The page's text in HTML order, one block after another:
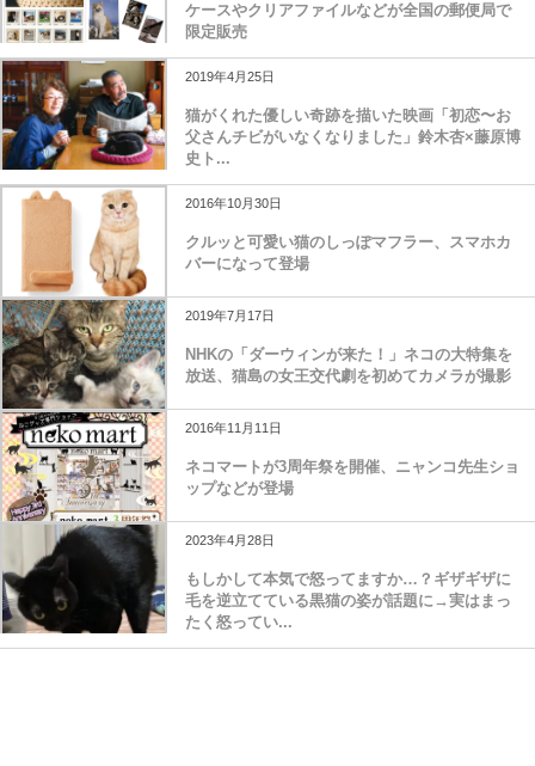
ケースやクリアファイルなどが全国の郵便局で
限定販売
2019年4月25日
猫がくれた優しい奇跡を描いた映画「初恋〜お
父さんチビがいなくなりました」鈴木杏×藤原博
史ト...
2016年10月30日
クルッと可愛い猫のしっぽマフラー、スマホカ
バーになって登場
2019年7月17日
NHKの「ダーウィンが来た！」ネコの大特集を
放送、猫島の女王交代劇を初めてカメラが撮影
2016年11月11日
ネコマートが3周年祭を開催、ニャンコ先生ショ
ップなどが登場
2023年4月28日
もしかして本気で怒ってますか…？ギザギザに
毛を逆立てている黒猫の姿が話題に→実はまっ
たく怒ってい...